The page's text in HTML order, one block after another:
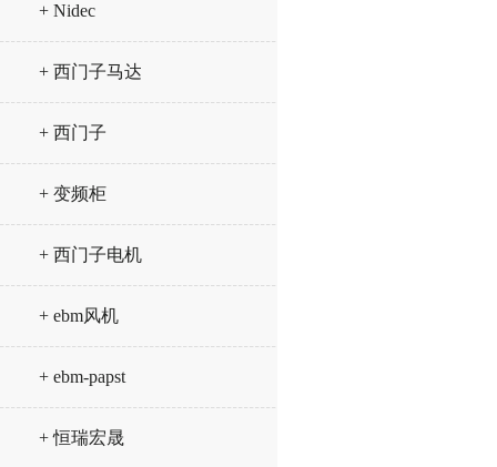
+ Nidec
+ 西门子马达
+ 西门子
+ 变频柜
+ 西门子电机
+ ebm风机
+ ebm-papst
+ 恒瑞宏晟